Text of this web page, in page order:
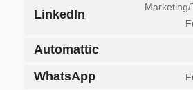
LinkedIn
Marketing/
Automattic
WhatsApp